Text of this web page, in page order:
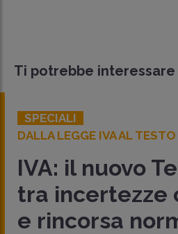
Ti potrebbe interessare
SPECIALI
DALLA LEGGE IVA AL
IVA: il nuovo
tra incertezze
e rincorsa